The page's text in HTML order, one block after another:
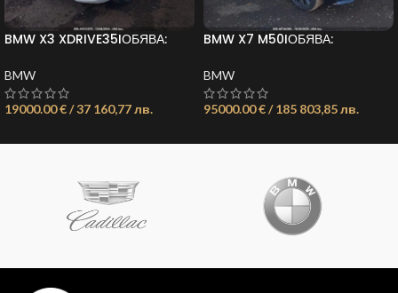
BMW X3 XDRIVE35IОБЯВА:
BMW
19000.00 € / 37 160,77 лв.
BMW X7 M50IОБЯВА:
BMW
95000.00 € / 185 803,85 лв.